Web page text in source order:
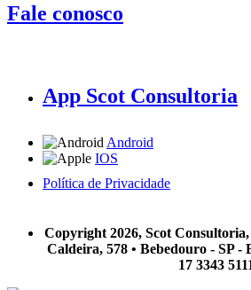
Fale conosco
App Scot Consultoria
Android
IOS
Política de Privacidade
Copyright 2026, Scot
Caldeira, 578 • Bebedouro - SP -
17 3343